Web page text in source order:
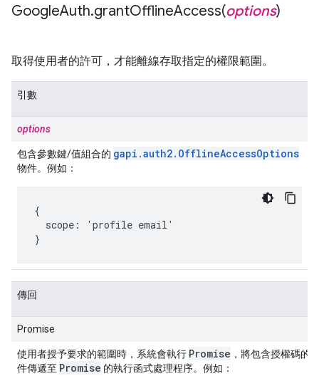
GoogleAuth.grantOfflineAccess(options)
取得使用者的許可，才能離線存取指定的權限範圍。
引數
options
包含參數鍵/值組合的 gapi .auth2. OfflineAccessOptions
物件。例如：
{
  scope: 'profile email'
}
傳回
Promise
使用者授予要求的範圍時，系統會執行 Promise ，將包含授權碼的
件傳遞至 Promise 的執行函式處理程序。例如：